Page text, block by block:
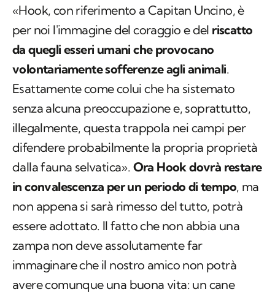
«Hook, con riferimento a Capitan Uncino, è
per noi l'immagine del coraggio e del riscatto
da quegli esseri umani che provocano
volontariamente sofferenze agli animali.
Esattamente come colui che ha sistemato
senza alcuna preoccupazione e, soprattutto,
illegalmente, questa trappola nei campi per
difendere probabilmente la propria proprietà
dalla fauna selvatica». Ora Hook dovrà restare
in convalescenza per un periodo di tempo, ma
non appena si sarà rimesso del tutto, potrà
essere adottato. Il fatto che non abbia una
zampa non deve assolutamente far
immaginare che il nostro amico non potrà
avere comunque una buona vita: un cane